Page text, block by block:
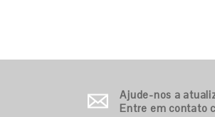
Ajude-nos a
Entre em contato